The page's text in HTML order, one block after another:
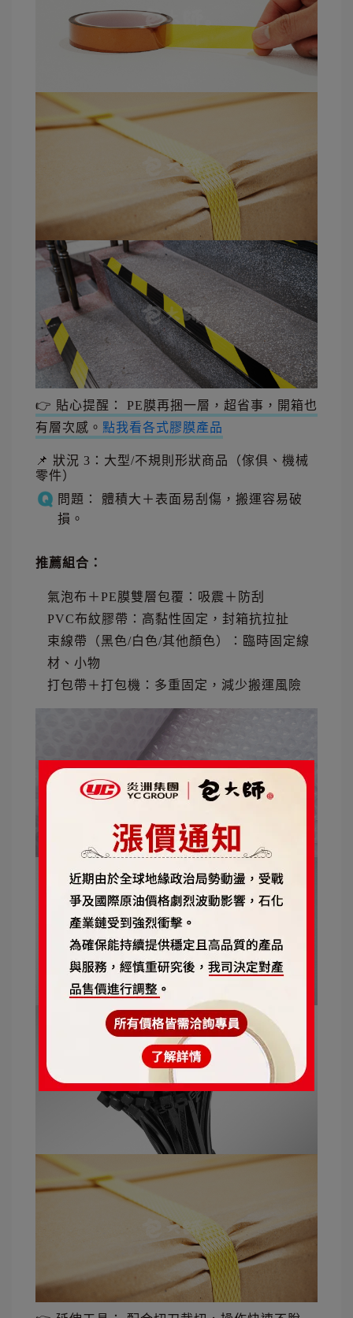
👉 貼心提醒： PE膜再捆一層，超省事，開箱也
有層次感。 點我看各式膠膜產品
📌 狀況 3：大型/不規則形狀商品（傢俱、機械
零件）
問題： 體積大＋表面易刮傷，搬運容易破
損。
推薦組合：
氣泡布＋PE膜雙層包覆：吸震＋防刮
PVC布紋膠帶：高黏性固定，封箱抗拉扯
束線帶（黑色/白色/其他顏色）：臨時固定線
材、小物
打包帶＋打包機：多重固定，減少搬運風險